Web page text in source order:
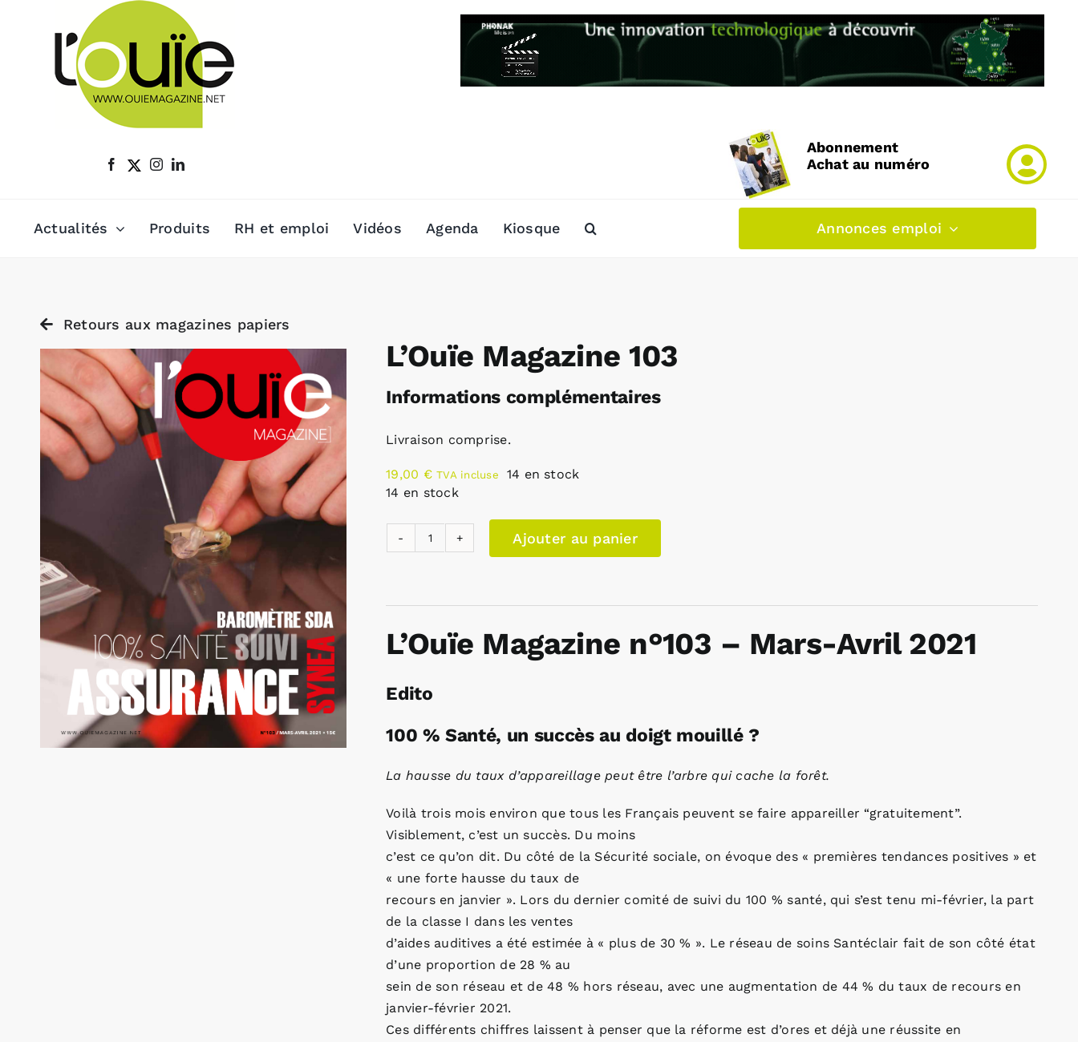
Abonnement
Achat au numéro
Actualités Produits RH et emploi Vidéos Agenda Kiosque Annonces emploi
Retours aux magazines papiers
L’Ouïe Magazine 103
Informations complémentaires
Livraison comprise.
19,00 € TVA incluse
14 en stock
14 en stock
103
Ajouter au panier
L’Ouïe Magazine n°103 – Mars-Avril 2021
Edito
100 % Santé, un succès au doigt mouillé ?
La hausse du taux d’appareillage peut être l’arbre qui cache la forêt.
Voilà trois mois environ que tous les Français peuvent se faire appareiller “gratuitement”.
Visiblement, c’est un succès. Du moins
c’est ce qu’on dit. Du côté de la Sécurité sociale, on évoque des « premières tendances positives » et
« une forte hausse du taux de
recours en janvier ». Lors du dernier comité de suivi du 100 % santé, qui s’est tenu mi-février, la part
de la classe I dans les ventes
d’aides auditives a été estimée à « plus de 30 % ». Le réseau de soins Santéclair fait de son côté état
d’une proportion de 28 % au
sein de son réseau et de 48 % hors réseau, avec une augmentation de 44 % du taux de recours en
janvier-février 2021.
Ces différents chiffres laissent à penser que la réforme est d’ores et déjà une réussite en